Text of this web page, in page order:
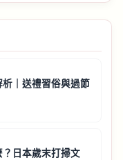
析｜送禮習俗與過節
日本歲末打掃文